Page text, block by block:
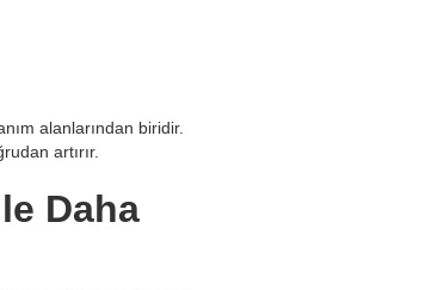
alanlarından biridir.
artırır.
Daha